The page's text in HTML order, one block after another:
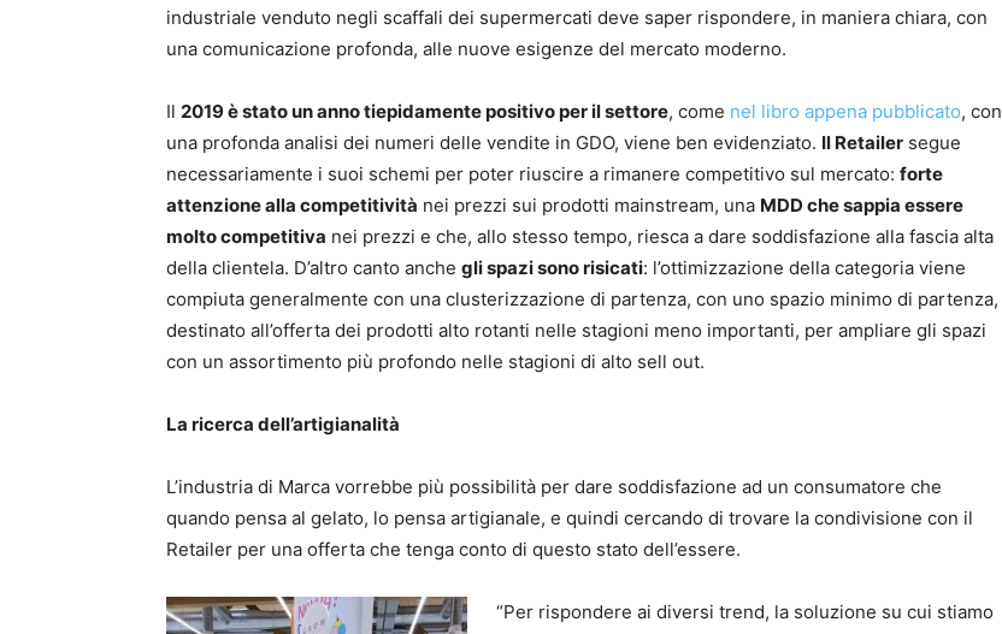
industriale venduto negli scaffali dei supermercati deve saper rispondere, in maniera chiara, con
una comunicazione profonda, alle nuove esigenze del mercato moderno.
Il 2019 è stato un anno tiepidamente positivo per il settore, come nel libro appena pubblicato, con
una profonda analisi dei numeri delle vendite in GDO, viene ben evidenziato. Il Retailer segue
necessariamente i suoi schemi per poter riuscire a rimanere competitivo sul mercato: forte
attenzione alla competitività nei prezzi sui prodotti mainstream, una MDD che sappia essere
molto competitiva nei prezzi e che, allo stesso tempo, riesca a dare soddisfazione alla fascia alta
della clientela. D’altro canto anche gli spazi sono risicati: l’ottimizzazione della categoria viene
compiuta generalmente con una clusterizzazione di partenza, con uno spazio minimo di partenza,
destinato all’offerta dei prodotti alto rotanti nelle stagioni meno importanti, per ampliare gli spazi
con un assortimento più profondo nelle stagioni di alto sell out.
La ricerca dell’artigianalità
L’industria di Marca vorrebbe più possibilità per dare soddisfazione ad un consumatore che
quando pensa al gelato, lo pensa artigianale, e quindi cercando di trovare la condivisione con il
Retailer per una offerta che tenga conto di questo stato dell’essere.
“Per rispondere ai diversi trend, la soluzione su cui stiamo